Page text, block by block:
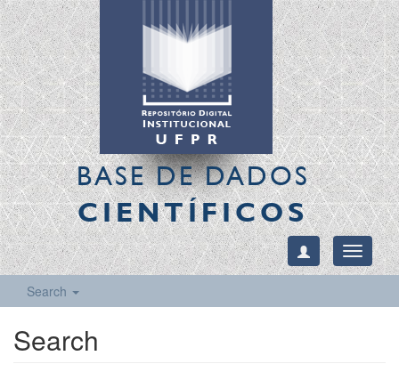
BASE DE DADOS
CIENTÍFICOS
Toggle
Search
Search